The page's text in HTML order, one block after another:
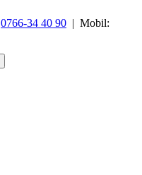
0766-34 40 90 | Mobil: